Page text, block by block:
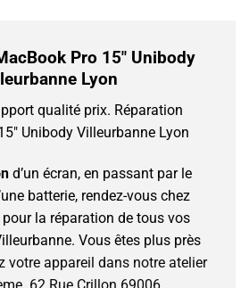
Pro 15″ Unibody
Lyon
qualité prix. Réparation
Unibody Villeurbanne Lyon
d’un écran, en passant par le
batterie, rendez-vous chez
la réparation de tous vos
Vous êtes plus près
votre appareil dans notre atelier